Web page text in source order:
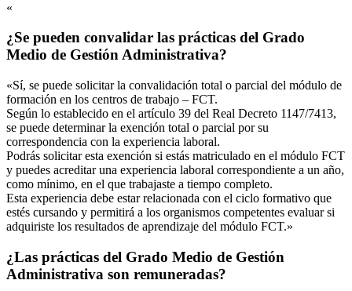
«
¿Se pueden convalidar las prácticas del Grado
Medio de Gestión Administrativa?
«Sí, se puede solicitar la convalidación total o parcial del módulo de
formación en los centros de trabajo – FCT.
Según lo establecido en el artículo 39 del Real Decreto 1147/7413,
se puede determinar la exención total o parcial por su
correspondencia con la experiencia laboral.
Podrás solicitar esta exención si estás matriculado en el módulo FCT
y puedes acreditar una experiencia laboral correspondiente a un año,
como mínimo, en el que trabajaste a tiempo completo.
Esta experiencia debe estar relacionada con el ciclo formativo que
estés cursando y permitirá a los organismos competentes evaluar si
adquiriste los resultados de aprendizaje del módulo FCT.»
¿Las prácticas del Grado Medio de Gestión
Administrativa son remuneradas?